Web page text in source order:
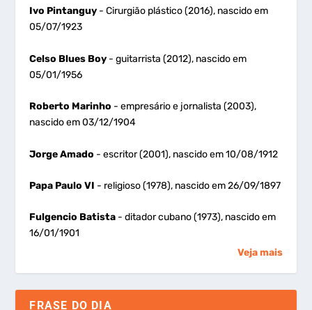
Ivo Pintanguy - Cirurgião plástico (2016), nascido em
05/07/1923
Celso Blues Boy - guitarrista (2012), nascido em
05/01/1956
Roberto Marinho - empresário e jornalista (2003),
nascido em 03/12/1904
Jorge Amado - escritor (2001), nascido em 10/08/1912
Papa Paulo VI - religioso (1978), nascido em 26/09/1897
Fulgencio Batista - ditador cubano (1973), nascido em
16/01/1901
Veja mais
FRASE DO DIA